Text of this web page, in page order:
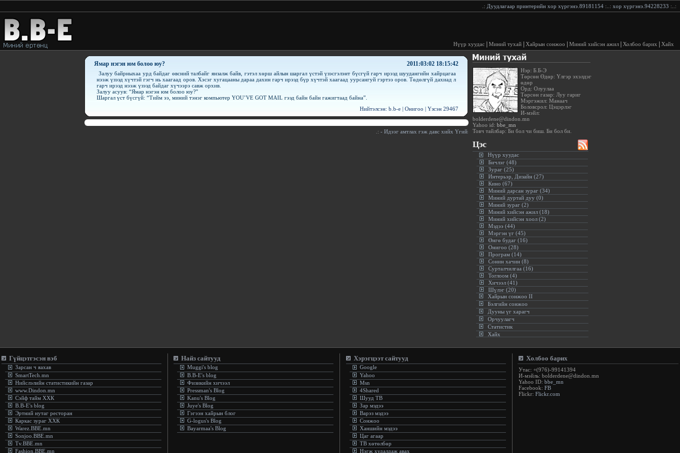
Дуудлагаар принтерийн хор хүргэнэ.89181154:..: хор хүргэнэ.94228233:..:
Нүүр хуудас Миний тухай Хайрын сонжоо Миний хийсэн ажил Холбоо барих Хайх
Ямар нэгэн юм болоо юу? 2011:03:02 18:15:42
Залуу байрныхаа урд байдаг өвсний талбайг янзалж байв, гэтэл хөрш айлын шаргал үстэй үзэсгэлэнт бүсгүй гарч ирээд шуудангийн хайрцагаа
нээж үзээд хүчтэй гэгч нь хаагаад оров. Хэсэг хугацааны дараа дахин гарч ирээд бүр хүчтэй хаагаад уурсангуй гэртээ оров. Төдөлгүй дахиад л
гарч ирээд нээж үзээд байдаг хүчээрэ савж орхив.
Залуу асуув: “Ямар нэгэн юм болоо юу?"
Шаргал үст бүсгүй: “Тийм ээ, миний тэнэг компьютер YOU’VE GOT MAIL гээд байн байн гажигтаад байна”.
Нийтэлсэн: b.b-e | Онигоо | Үзсэн 29467
- Идээг амтлах гэж давс хийх Үгийг амтлах гэж зүйр хэлэх(Монгол ардын зүйр цэцэн үгс)
Нэр: Б.Б-Э
Төрсөн Өдөр: Үлгэр эхэлдэг
өдөр
Орд: Олуулаа
Төрсөн газар: Луу гариг
Мэргэжил: Манаач
Боловсрол: Цэцэрлэг
И-мэйл:
bolderdene@dindon.mn
Yahoo id: bbe_mn
Товч тайлбар: Би бол чи биш. Би бол би.
Цэс
Нүүр хуудас
Бичлэг (48)
Зураг (25)
Интерьэр, Дизайн (27)
Кино (67)
Миний дарсан зураг (34)
Миний дуртай дуу (0)
Миний зураг (2)
Миний хийсэн ажил (18)
Миний хийсэн хоол (2)
Мэдээ (44)
Мэргэн үг (45)
Өнгө будаг (16)
Онигоо (28)
Програм (14)
Сонин хачин (8)
Сурталчилгаа (16)
Тоглоом (4)
Хичээл (41)
Шүлэг (20)
Хайрын сонжоо II
Бэлгийн сонжоо
Дууны үг харагч
Орчуулагч
Статистик
Хайх
Гүйцэтгэсэн вэб
Зарсан ч яахав
SmartTech.mn
Нийслэлийн статистикийн газар
www.Dindon.mn
Сэйф тайм ХХК
B.B-E's blog
Эртний нутаг ресторан
Каркас зураг ХХК
Warez.BBE.mn
Sonjoo.BBE.mn
Tv.BBE.mn
Fashion.BBE.mn
Найз сайтууд
Muggi's blog
B.B-E's blog
Физикийн хичээл
Pressman's Blog
Kanu's Blog
Juye's Blog
Гэгээн хайрын блог
G-logus's Blog
Bayarmaa's Blog
Хэрэгцээт сайтууд
Google
Yahoo
Msn
4Shared
Шууд ТВ
Зар мэдээ
Варэз мэдээ
Сонжоо
Ханшийн мэдээ
Цаг агаар
ТВ хөтөлбөр
Нэгж худалдаж авах
Холбоо барих
Утас: +(976)-99141394
И-мэйль: bolderdene@dindon.mn
Yahoo ID: bbe_mn
Facebook: FB
Flickr: Flickr.com